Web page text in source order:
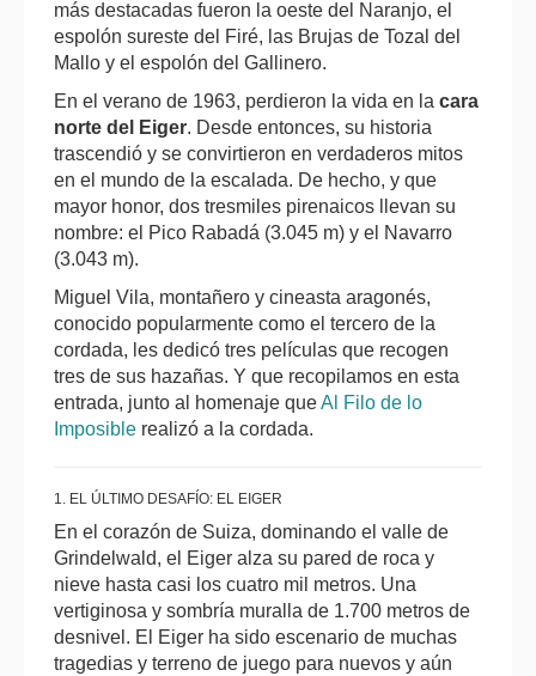
más destacadas fueron la oeste del Naranjo, el
espolón sureste del Firé, las Brujas de Tozal del
Mallo y el espolón del Gallinero.
En el verano de 1963, perdieron la vida en la cara
norte del Eiger. Desde entonces, su historia
trascendió y se convirtieron en verdaderos mitos
en el mundo de la escalada. De hecho, y que
mayor honor, dos tresmiles pirenaicos llevan su
nombre: el Pico Rabadá (3.045 m) y el Navarro
(3.043 m).
Miguel Vila, montañero y cineasta aragonés,
conocido popularmente como el tercero de la
cordada, les dedicó tres películas que recogen
tres de sus hazañas. Y que recopilamos en esta
entrada, junto al homenaje queAl Filo de lo
Imposible realizó a la cordada.
1. EL ÚLTIMO DESAFÍO: EL EIGER
En el corazón de Suiza, dominando el valle de
Grindelwald, el Eiger alza su pared de roca y
nieve hasta casi los cuatro mil metros. Una
vertiginosa y sombría muralla de 1.700 metros de
desnivel. El Eiger ha sido escenario de muchas
tragedias y terreno de juego para nuevos y aún